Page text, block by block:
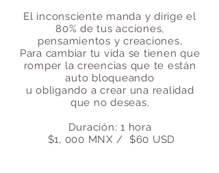
El inconsciente manda y dirige el
80% de tus acciones,
pensamientos y creaciones,
Para cambiar tu vida se tienen que
romper la creencias que te están
auto bloqueando
u obligando a crear una realidad
que no deseas.
Duración: 1 hora
$1, 000 MNX / $60 USD